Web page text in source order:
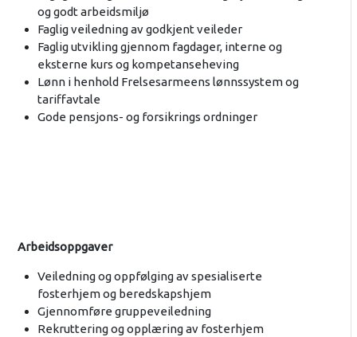
og godt arbeidsmiljø
Faglig veiledning av godkjent veileder
Faglig utvikling gjennom fagdager, interne og
eksterne kurs og kompetanseheving
Lønn i henhold Frelsesarmeens lønnssystem og
tariffavtale
Gode pensjons- og forsikrings ordninger
Arbeidsoppgaver
Veiledning og oppfølging av spesialiserte
fosterhjem og beredskapshjem
Gjennomføre gruppeveiledning
Rekruttering og opplæring av fosterhjem